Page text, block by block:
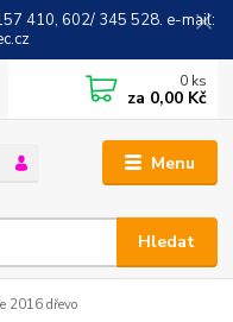
410, 602/ 345 528. e-mail:
Menu
Hledat
0 ks
za 0,00 Kč
2016 dřevo